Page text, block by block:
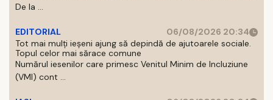
De la ...
EDITORIAL
06/08/2026 20:34
Tot mai mulți ieșeni ajung să depindă de ajutoarele sociale.
Topul celor mai sărace comune
Numărul iesenilor care primesc Venitul Minim de Incluziune
(VMI) cont ...